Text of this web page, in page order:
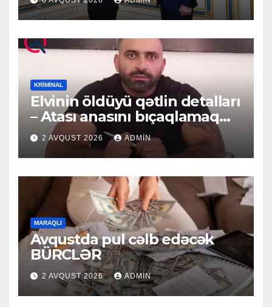
KRIMINAL
Elvinin öldüyü qətlin detalları
– Atası anasını bıçaqlamaq
istəyirmiş
2 AVQUST 2026 ADMIN
MARAQLI
Avqustda pul cəlb edəcək
BÜRCLƏR
2 AVQUST 2026 ADMIN